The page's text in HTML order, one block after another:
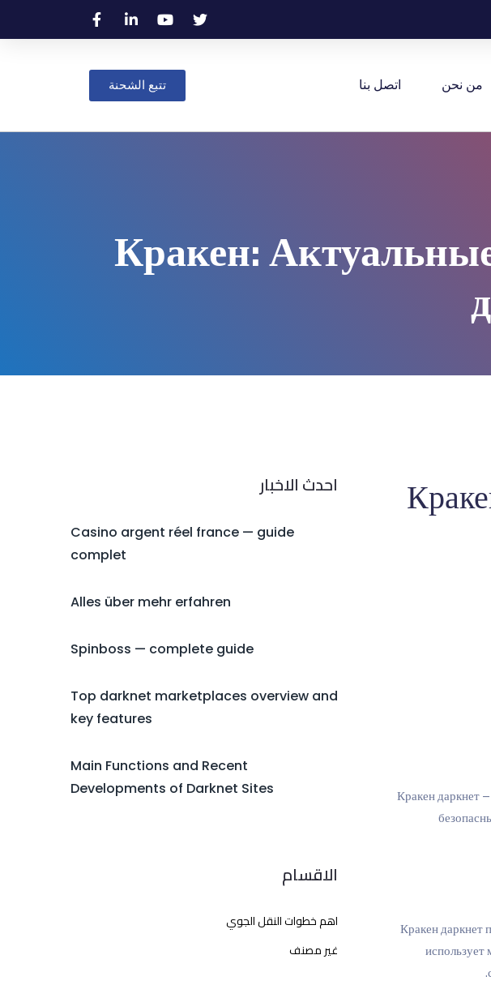
من نحن اتصل بنا تتبع الشحنة
Кракен:
Кракен даркнет
Кракен даркнет
احدث الاخبار
Casino argent réel france — guide
complet
Alles über mehr erfahren
Spinboss — complete guide
Top darknet marketplaces overview and
key features
Main Functions and Recent
Developments of Darknet Sites
الاقسام
اهم خطوات النقل الجوي
غير مصنف